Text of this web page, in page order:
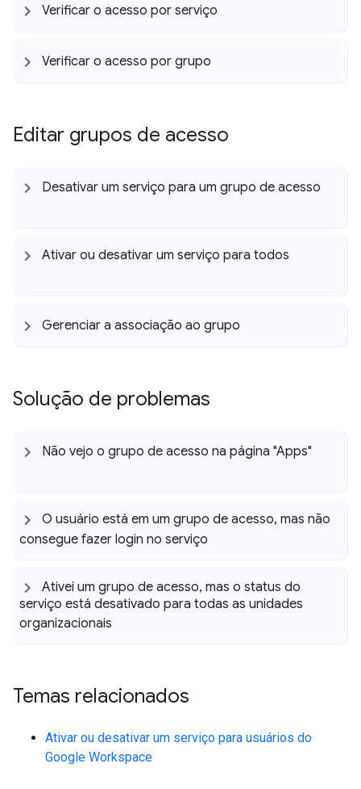
Verificar o acesso por serviço
Verificar o acesso por grupo
Editar grupos de acesso
Desativar um serviço para um grupo de acesso
Ativar ou desativar um serviço para todos
Gerenciar a associação ao grupo
Solução de problemas
Não vejo o grupo de acesso na página "Apps"
O usuário está em um grupo de acesso, mas não
consegue fazer login no serviço
Ativei um grupo de acesso, mas o status do
serviço está desativado para todas as unidades
organizacionais
Temas relacionados
Ativar ou desativar um serviço para usuários do
Google Workspace